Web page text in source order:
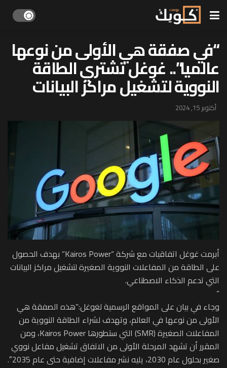
“في صفقة هي الأولى من نوعها
عالميا”.. غوغل تشتري الطاقة
النووية لتشغيل مراكز البيانات
أكتوبر 15, 2024
أبرمت غوغل اتفاقيات مع شركة “Kairos Power” بهدف الحصول
على الطاقة من المفاعلات النووية الصغيرة لتشغيل مراكز البيانات
التي تدعم الذكاء الاصطناعي.
”
وجاء في بيان على المواقع الرسمية لغوغل:”هذه الصفقة هي
الأولى من نوعها في العالم، وتهدف لشراء الطاقة النووية من
المفاعلات الصغيرة (SMR) التي ستطورها Kairos Power، ومن
المقرر أن تشهد المرحلة الأولى من الاتفاق تشغيل مفاعل نووي
صغير بحلول عام 2030، يليه نشر مفاعلات إضافية حتى عام 2035″.